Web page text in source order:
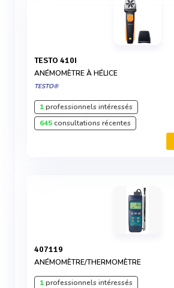
TESTO 410I
ANÉMOMÈTRE À HÉLICE
TESTO®
1professionnels intéressés
645consultations récentes
407119
ANÉMOMÈTRE/THERMOMÈTRE
1professionnels intéressés